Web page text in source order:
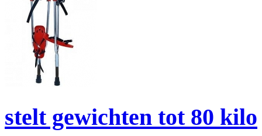
stelt gewichten tot 80 kilo